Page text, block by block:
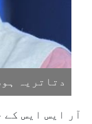
دتاتریہ
آر ایس ایس